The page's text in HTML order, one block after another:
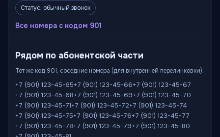
Статус: обычный звонок
Все номера с кодом 901
Рядом по абонентской части
Тот же код 901, соседние номера (для внутренней перелинковки):
+7 (901) 123-45-65+7 (901) 123-45-66+7 (901) 123-45-67
+7 (901) 123-45-68+7 (901) 123-45-69+7 (901) 123-45-70
+7 (901) 123-45-71+7 (901) 123-45-72+7 (901) 123-45-74
+7 (901) 123-45-75+7 (901) 123-45-76+7 (901) 123-45-77
+7 (901) 123-45-78+7 (901) 123-45-79+7 (901) 123-45-80